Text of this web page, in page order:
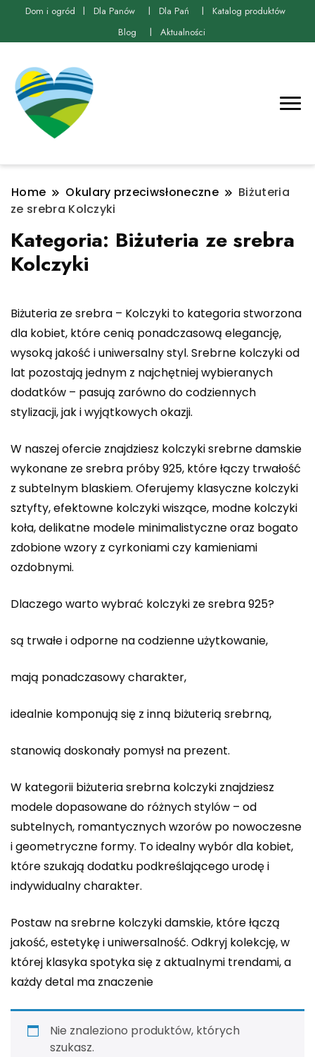
Dom i ogród Dla Panów Dla Pań
Katalog produktów
Blog
Aktualności
Home Okulary przeciwsłoneczne
Biżuteria
ze srebra Kolczyki
Kategoria: Biżuteria ze srebra
Kolczyki
Biżuteria ze srebra – Kolczyki to kategoria stworzona
dla kobiet, które cenią ponadczasową elegancję,
wysoką jakość i uniwersalny styl. Srebrne kolczyki od
lat pozostają jednym z najchętniej wybieranych
dodatków – pasują zarówno do codziennych
stylizacji, jak i wyjątkowych okazji.
W naszej ofercie znajdziesz kolczyki srebrne damskie
wykonane ze srebra próby 925, które łączy trwałość
z subtelnym blaskiem. Oferujemy klasyczne kolczyki
sztyfty, efektowne kolczyki wiszące, modne kolczyki
koła, delikatne modele minimalistyczne oraz bogato
zdobione wzory z cyrkoniami czy kamieniami
ozdobnymi.
Dlaczego warto wybrać kolczyki ze srebra 925?
są trwałe i odporne na codzienne użytkowanie,
mają ponadczasowy charakter,
idealnie komponują się z inną biżuterią srebrną,
stanowią doskonały pomysł na prezent.
W kategorii biżuteria srebrna kolczyki znajdziesz
modele dopasowane do różnych stylów – od
subtelnych, romantycznych wzorów po nowoczesne
i geometryczne formy. To idealny wybór dla kobiet,
które szukają dodatku podkreślającego urodę i
indywidualny charakter.
Postaw na srebrne kolczyki damskie, które łączą
jakość, estetykę i uniwersalność. Odkryj kolekcję, w
której klasyka spotyka się z aktualnymi trendami, a
każdy detal ma znaczenie
Nie znaleziono produktów, których
szukasz.